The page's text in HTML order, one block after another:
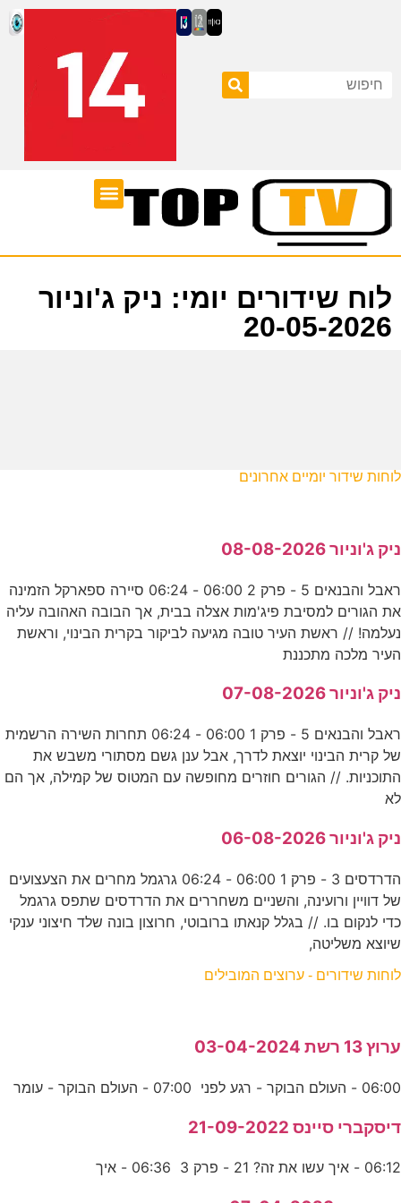
לוח שידורים יומי: ניק ג'וניור
20-05-2026
לוחות שידור יומיים אחרונים
ניק ג'וניור 08-08-2026
ראבל והבנאים 5 - פרק 2 06:00 - 06:24 סיירה ספארקל הזמינה
את הגורים למסיבת פיג'מות אצלה בבית, אך הבובה האהובה עליה
נעלמה! // ראשת העיר טובה מגיעה לביקור בקרית הבינוי, וראשת
העיר מלכה מתכננת
ניק ג'וניור 07-08-2026
ראבל והבנאים 5 - פרק 1 06:00 - 06:24 תחרות השירה הרשמית
של קרית הבינוי יוצאת לדרך, אבל ענן גשם מסתורי משבש את
התוכניות. // הגורים חוזרים מחופשה עם המטוס של קמילה, אך הם
לא
ניק ג'וניור 06-08-2026
הדרדסים 3 - פרק 1 06:00 - 06:24 גרגמל מחרים את הצעצועים
של דוויין ורועינה, והשניים משחררים את הדרדסים שתפס גרגמל
כדי לנקום בו. // בגלל קנאתו ברובוטי, חרוצון בונה שלד חיצוני ענקי
שיוצא משליטה,
לוחות שידורים - ערוצים המובילים
ערוץ 13 רשת 03-04-2024
06:00 - העולם הבוקר - רגע לפני 07:00 - העולם הבוקר - עומר
דיסקברי סיינס 21-09-2022
06:12 - איך עשו את זה? 21 - פרק 3 06:36 - איך